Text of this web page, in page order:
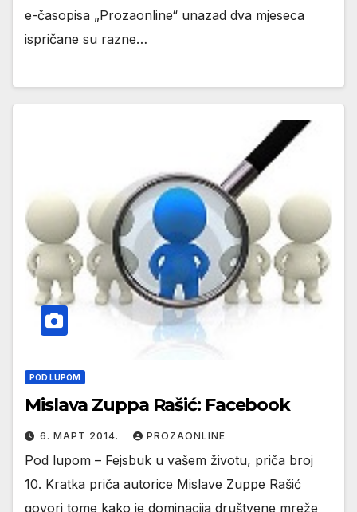
e-časopisa „Prozaonline“ unazad dva mjeseca
ispričane su razne…
POD LUPOM
Mislava Zuppa Rašić: Facebook
6. МАРТ 2014. PROZAONLINE
Pod lupom – Fejsbuk u vašem životu, priča broj
10. Kratka priča autorice Mislave Zuppe Rašić
govori tome kako je dominacija društvene mreže